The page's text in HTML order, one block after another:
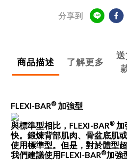
分享到
商品描述 了解更多
FLEXI-BAR® 加強型
與標準型相比， FLEXI-BAR® 加
快。鍛煉背部肌肉、骨盆底肌
使用標準型。但是，對於體型
我們建議使用FLEXI-BAR®加強